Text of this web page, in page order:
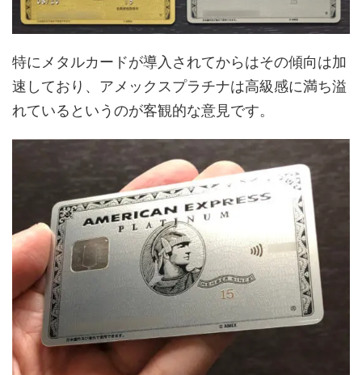
特にメタルカードが導入されてからはその傾向は加
速しており、アメックスプラチナは高級感に満ち溢
れているというのが客観的な意見です。